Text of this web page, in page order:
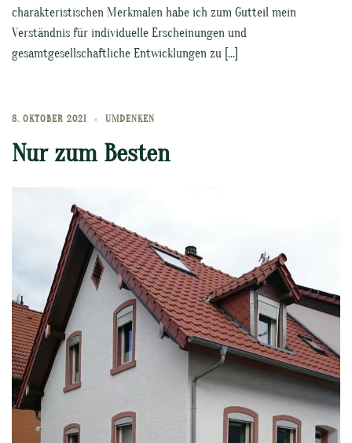
charakteristischen Merkmalen habe ich zum Gutteil mein
Verständnis für individuelle Erscheinungen und
gesamtgesellschaftliche Entwicklungen zu […]
8. OKTOBER 2021 UMDENKEN
Nur zum Besten